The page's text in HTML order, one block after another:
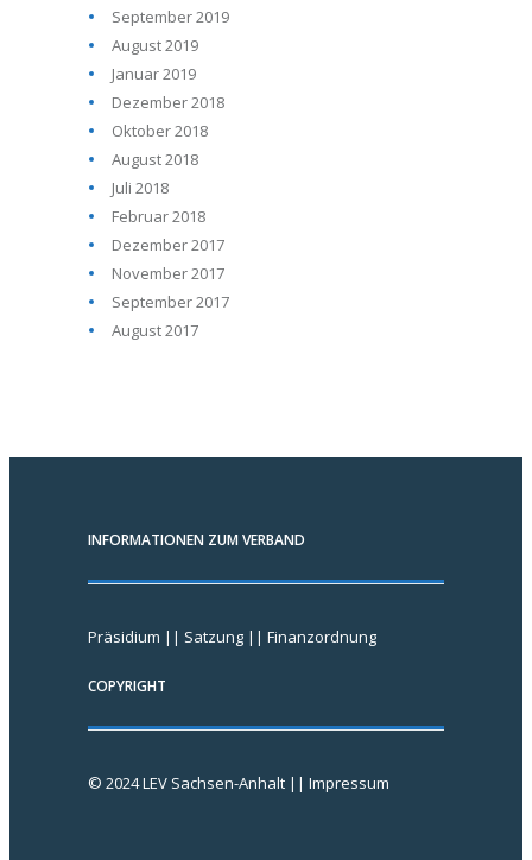
September 2019
August 2019
Januar 2019
Dezember 2018
Oktober 2018
August 2018
Juli 2018
Februar 2018
Dezember 2017
November 2017
September 2017
August 2017
INFORMATIONEN ZUM VERBAND
Präsidium || Satzung || Finanzordnung
COPYRIGHT
© 2024 LEV Sachsen-Anhalt || Impressum